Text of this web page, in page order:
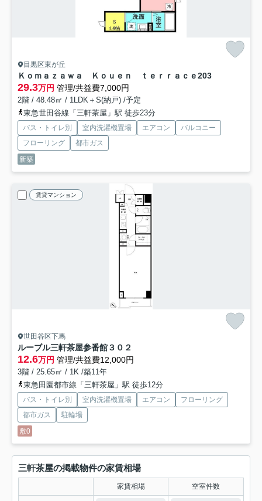
目黒区東が丘
Ｋｏｍａｚａｗａ Ｋｏｕｅｎ ｔｅｒｒａｃｅ203
29.3万円 管理/共益費7,000円
2階 / 48.48㎡ / 1LDK＋S(納戸) /予定
東急世田谷線「三軒茶屋」駅 徒歩23分
バス・トイレ別 室内洗濯機置場 エアコン
バルコニー
フローリング
都市ガス
新築
賃貸マンション
世田谷区下馬
ルーブル三軒茶屋参番館３０２
12.6万円 管理/共益費12,000円
3階 / 25.65㎡ / 1K /築11年
東急田園都市線「三軒茶屋」駅 徒歩12分
バス・トイレ別 室内洗濯機置場 エアコン
フローリング
都市ガス
駐輪場
敷0
三軒茶屋の掲載物件の家賃相場
家賃相場 空室件数